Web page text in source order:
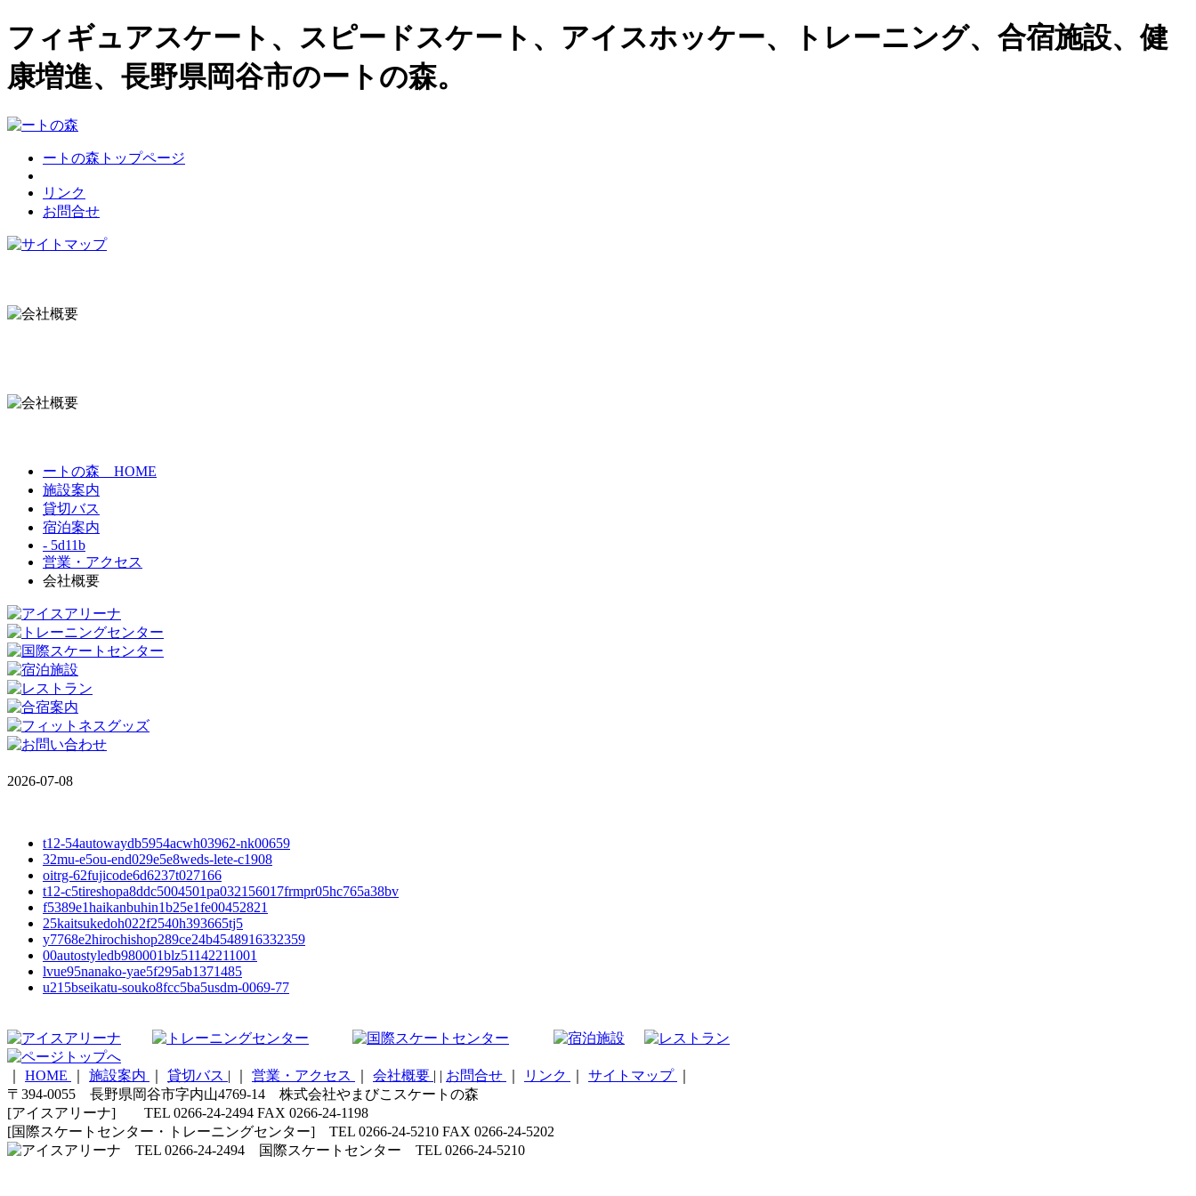
フィギュアスケート、スピードスケート、アイスホッケー、トレーニング、合宿施設、健
康増進、長野県岡谷市のートの森。
ートの森トップページ
リンク
お問合せ
ートの森 HOME
施設案内
貸切バス
宿泊案内
- 5d11b
営業・アクセス
会社概要
2026-07-08
t12-54autowaydb5954acwh03962-nk00659
32mu-e5ou-end029e5e8weds-lete-c1908
oitrg-62fujicode6d6237t027166
t12-c5tireshopa8ddc5004501pa032156017frmpr05hc765a38bv
f5389e1haikanbuhin1b25e1fe00452821
25kaitsukedoh022f2540h393665tj5
y7768e2hirochishop289ce24b4548916332359
00autostyledb980001blz51142211001
lvue95nanako-yae5f295ab1371485
u215bseikatu-souko8fcc5ba5usdm-0069-77
HOME 施設案内 貸切バス | 営業・アクセス 会社概要 | | お問合せ リンク サイトマップ
〒394-0055 長野県岡谷市字内山4769-14 株式会社やまびこスケートの森
[アイスアリーナ] TEL 0266-24-2494 FAX 0266-24-1198
[国際スケートセンター・トレーニングセンター] TEL 0266-24-5210 FAX 0266-24-5202